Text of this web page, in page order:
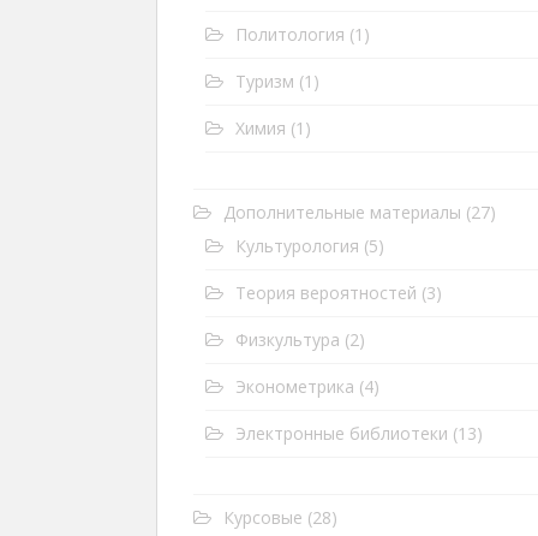
Политология (1)
Туризм (1)
Химия (1)
Дополнительные материалы (27)
Культурология (5)
Теория вероятностей (3)
Физкультура (2)
Эконометрика (4)
Электронные библиотеки (13)
Курсовые (28)